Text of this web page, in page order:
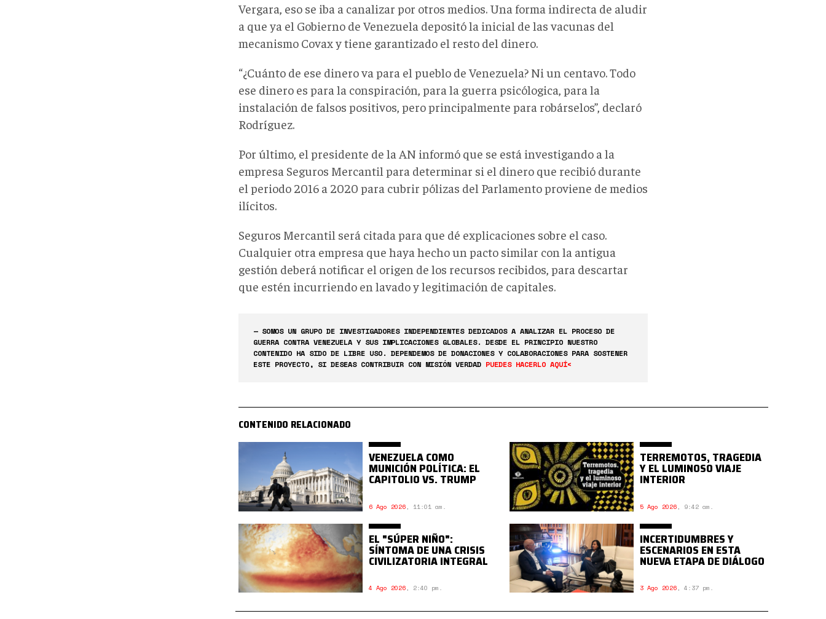
Vergara, eso se iba a canalizar por otros medios. Una forma indirecta de aludir
a que ya el Gobierno de Venezuela depositó la inicial de las vacunas del
mecanismo Covax y tiene garantizado el resto del dinero.
“¿Cuánto de ese dinero va para el pueblo de Venezuela? Ni un centavo. Todo
ese dinero es para la conspiración, para la guerra psicólogica, para la
instalación de falsos positivos, pero principalmente para robárselos”, declaró
Rodríguez.
Por último, el presidente de la AN informó que se está investigando a la
empresa Seguros Mercantil para determinar si el dinero que recibió durante
el periodo 2016 a 2020 para cubrir pólizas del Parlamento proviene de medios
ilícitos.
Seguros Mercantil será citada para que dé explicaciones sobre el caso.
Cualquier otra empresa que haya hecho un pacto similar con la antigua
gestión deberá notificar el origen de los recursos recibidos, para descartar
que estén incurriendo en lavado y legitimación de capitales.
— SOMOS UN GRUPO DE INVESTIGADORES INDEPENDIENTES DEDICADOS A ANALIZAR EL PROCESO DE
GUERRA CONTRA VENEZUELA Y SUS IMPLICACIONES GLOBALES. DESDE EL PRINCIPIO NUESTRO
CONTENIDO HA SIDO DE LIBRE USO. DEPENDEMOS DE DONACIONES Y COLABORACIONES PARA SOSTENER
ESTE PROYECTO, SI DESEAS CONTRIBUIR CON MISIÓN VERDAD PUEDES HACERLO AQUÍ<
CONTENIDO RELACIONADO
VENEZUELA COMO
MUNICIÓN POLÍTICA: EL
CAPITOLIO VS. TRUMP
6 Ago 2026, 11:01 am.
TERREMOTOS, TRAGEDIA
Y EL LUMINOSO VIAJE
INTERIOR
5 Ago 2026, 9:42 am.
EL "SÚPER NIÑO":
SÍNTOMA DE UNA CRISIS
CIVILIZATORIA INTEGRAL
4 Ago 2026, 2:40 pm.
INCERTIDUMBRES Y
ESCENARIOS EN ESTA
NUEVA ETAPA DE DIÁLOGO
3 Ago 2026,4:37 pm.